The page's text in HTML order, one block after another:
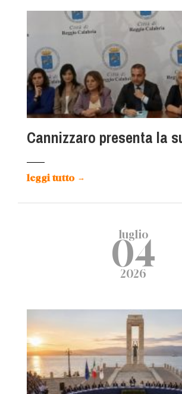
Cannizzaro presenta la
leggi tutto →
luglio
04
2026